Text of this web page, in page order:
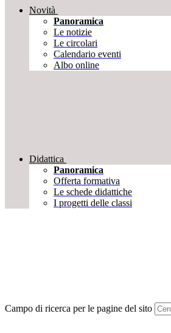
Novità
Panoramica
Le notizie
Le circolari
Calendario eventi
Albo online
Didattica
Panoramica
Offerta formativa
Le schede didattiche
I progetti delle classi
Campo di ricerca per le pagine del sito